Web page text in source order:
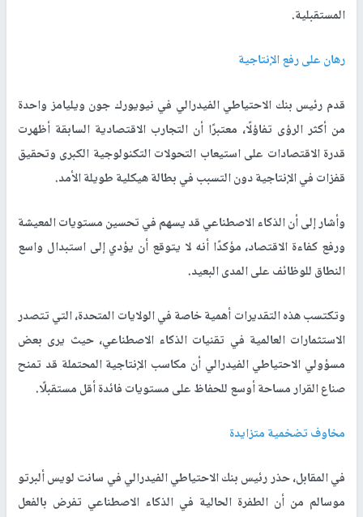
المستقبلية.
رهان على رفع الإنتاجية
قدم رئيس بنك الاحتياطي الفيدرالي في نيويورك جون ويليامز واحدة
من أكثر الرؤى تفاؤلًا، معتبرًا أن التجارب الاقتصادية السابقة أظهرت
قدرة الاقتصادات على استيعاب التحولات التكنولوجية الكبرى وتحقيق
قفزات في الإنتاجية دون التسبب في بطالة هيكلية طويلة الأمد.
وأشار إلى أن الذكاء الاصطناعي قد يسهم في تحسين مستويات المعيشة
ورفع كفاءة الاقتصاد، مؤكدًا أنه لا يتوقع أن يؤدي إلى استبدال واسع
النطاق للوظائف على المدى البعيد.
وتكتسب هذه التقديرات أهمية خاصة في الولايات المتحدة، التي تتصدر
الاستثمارات العالمية في تقنيات الذكاء الاصطناعي، حيث يرى بعض
مسؤولي الاحتياطي الفيدرالي أن مكاسب الإنتاجية المحتملة قد تمنح
صناع القرار مساحة أوسع للحفاظ على مستويات فائدة أقل مستقبلًا.
مخاوف تضخمية متزايدة
في المقابل، حذر رئيس بنك الاحتياطي الفيدرالي في سانت لويس ألبرتو
موسالم من أن الطفرة الحالية في الذكاء الاصطناعي تفرض بالفعل